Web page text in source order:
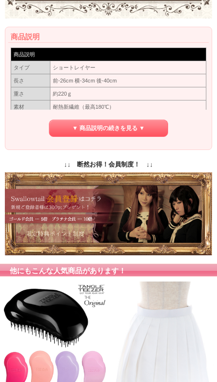
商品説明
商品説明
タイプ ショートレイヤー
長さ 前-26cm 横-34cm 後-40cm
重さ 約220ｇ
素材 耐熱新繊維（最高180℃）
※型
カバーネットに入れて出来るだけ太陽にあたらない暗いところ
てください。
初期保障／10日間の返品保障
付属品
専用ネット付き
（ウィッグ着用時に地毛をまとめるネットです）
カラー
商品写真はできる限り実物の色に近づけるよう加工しておりま
すが、お客様がご使用するモニター設定や部屋の照明により実
際の商品とは色味が異なる場合があります。
色味が異なる等のクレーム、返品交換等はお受けできません。
予めご了承お願いします。
▼ 商品説明の続きを見る ▼
↓↓ 断然お得！会員制度！ ↓↓
他にもこんな人気商品があります！